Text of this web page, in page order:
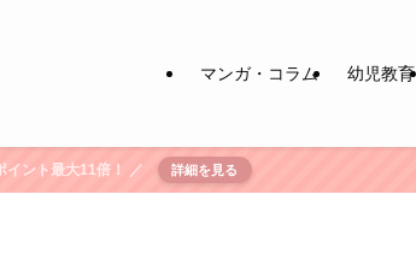
マンガ・コラム 幼児教育
イント最大11倍！ ／ 詳細を見る